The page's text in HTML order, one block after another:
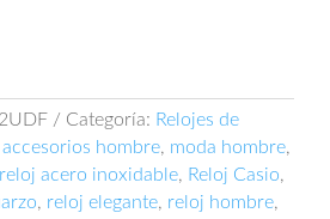
Categoría: Relojes de
accesorios hombre, moda hombre,
reloj acero inoxidable, Reloj Casio,
, reloj elegante, reloj hombre,